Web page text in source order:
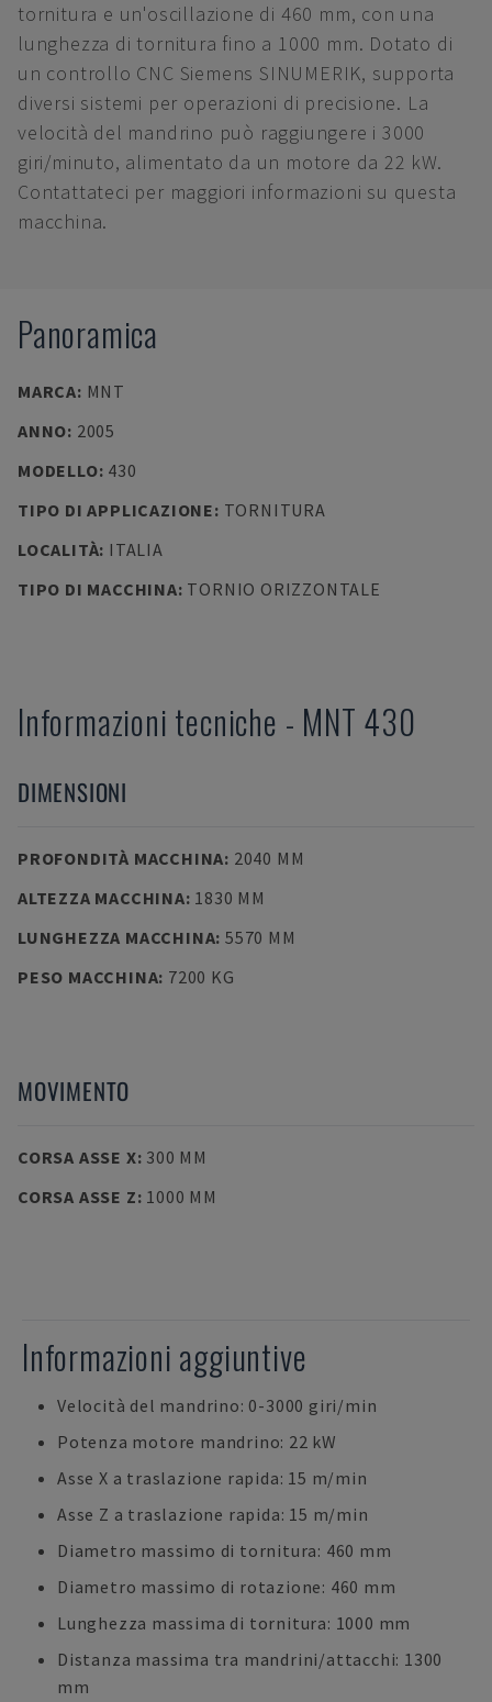
tornitura e un'oscillazione di 460 mm, con una
lunghezza di tornitura fino a 1000 mm. Dotato di
un controllo CNC Siemens SINUMERIK, supporta
diversi sistemi per operazioni di precisione. La
velocità del mandrino può raggiungere i 3000
giri/minuto, alimentato da un motore da 22 kW.
Contattateci per maggiori informazioni su questa
macchina.
Panoramica
MARCA: MNT
ANNO: 2005
MODELLO: 430
TIPO DI APPLICAZIONE: TORNITURA
LOCALITÀ: ITALIA
TIPO DI MACCHINA: TORNIO ORIZZONTALE
Informazioni tecniche - MNT 430
DIMENSIONI
PROFONDITÀ MACCHINA: 2040 MM
ALTEZZA MACCHINA: 1830 MM
LUNGHEZZA MACCHINA: 5570 MM
PESO MACCHINA: 7200 KG
MOVIMENTO
CORSA ASSE X: 300 MM
CORSA ASSE Z: 1000 MM
Informazioni aggiuntive
Velocità del mandrino: 0-3000 giri/min
Potenza motore mandrino: 22 kW
Asse X a traslazione rapida: 15 m/min
Asse Z a traslazione rapida: 15 m/min
Diametro massimo di tornitura: 460 mm
Diametro massimo di rotazione: 460 mm
Lunghezza massima di tornitura: 1000 mm
Distanza massima tra mandrini/attacchi: 1300
mm